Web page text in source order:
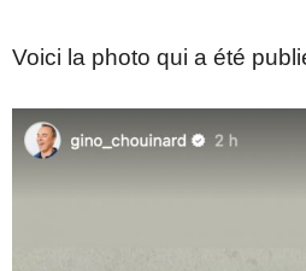
Voici la photo qui a été